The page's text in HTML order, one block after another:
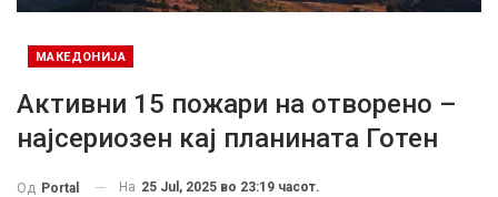
МАКЕДОНИЈА
Активни 15 пожари на отворено –
најсериозен кај планината Готен
Од Portal На 25 Jul, 2025 во 23:19 часот.